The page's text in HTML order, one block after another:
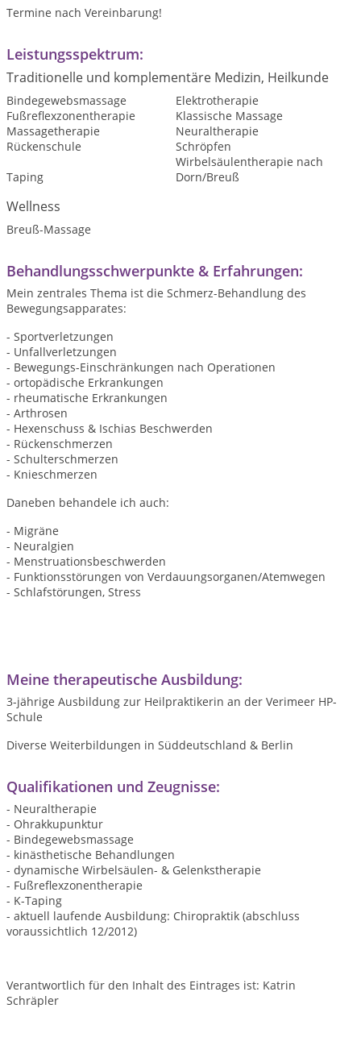
Termine nach Vereinbarung!
Leistungsspektrum:
Traditionelle und komplementäre Medizin, Heilkunde
Bindegewebsmassage
Elektrotherapie
Fußreflexzonentherapie
Klassische Massage
Massagetherapie
Neuraltherapie
Rückenschule
Schröpfen
Taping
Wirbelsäulentherapie nach
Dorn/Breuß
Wellness
Breuß-Massage
Behandlungsschwerpunkte & Erfahrungen:
Mein zentrales Thema ist die Schmerz-Behandlung des
Bewegungsapparates:
- Sportverletzungen
- Unfallverletzungen
- Bewegungs-Einschränkungen nach Operationen
- ortopädische Erkrankungen
- rheumatische Erkrankungen
- Arthrosen
- Hexenschuss & Ischias Beschwerden
- Rückenschmerzen
- Schulterschmerzen
- Knieschmerzen
Daneben behandele ich auch:
- Migräne
- Neuralgien
- Menstruationsbeschwerden
- Funktionsstörungen von Verdauungsorganen/Atemwegen
- Schlafstörungen, Stress
Meine therapeutische Ausbildung:
3-jährige Ausbildung zur Heilpraktikerin an der Verimeer HP-
Schule
Diverse Weiterbildungen in Süddeutschland & Berlin
Qualifikationen und Zeugnisse:
- Neuraltherapie
- Ohrakkupunktur
- Bindegewebsmassage
- kinästhetische Behandlungen
- dynamische Wirbelsäulen- & Gelenkstherapie
- Fußreflexzonentherapie
- K-Taping
- aktuell laufende Ausbildung: Chiropraktik (abschluss
voraussichtlich 12/2012)
Verantwortlich für den Inhalt des Eintrages ist: Katrin
Schräpler